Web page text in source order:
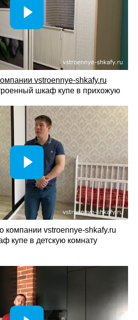
обеспечивает
и быстрые сроки изготовления.
и консультация специалиста.
комплектующие и
двери для шкафа-купе
телефону — вы получите
системам, материалам и вариантам
бесплатно: специалист
особенности конструкции и
шкафа.
— подберём материалы фасадов,
и декоративные решения.
запуск в производство —
стоимость и сроки
и монтаж — выполняем
механизмов с гарантией
шкафа-купе на заказ — это
мебель, изменить интерьер и
адаптированную под ваши
vstroennye-shkafy.ru
шкаф купе в прихожую
компании vstroennye-shkafy.ru
купе в детскую комнату